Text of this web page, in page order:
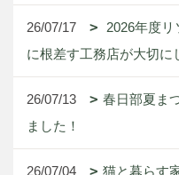
26/07/17
2026年度
に根差す工務店が大切に
26/07/13
春日部夏ま
ました！
26/07/04 猫と暮らす